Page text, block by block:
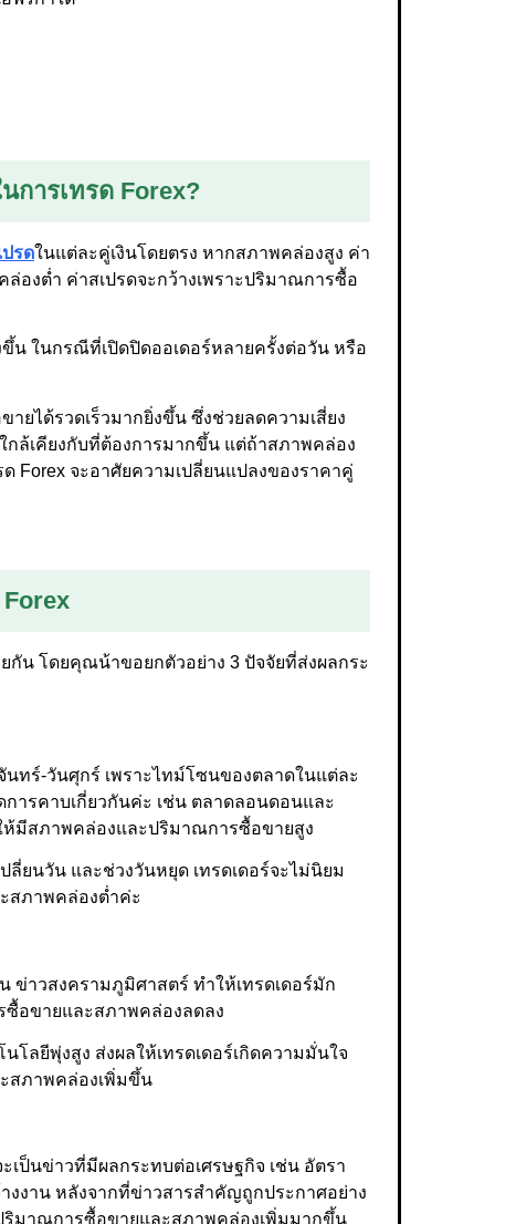
การเทรด Forex?
ปรดในแต่ละคู่เงินโดยตรง หากสภาพคล่องสูง ค่า
องต่ำ ค่าสเปรดจะกว้างเพราะปริมาณการซื้อ
ขึ้น ในกรณีที่เปิดปิดออเดอร์หลายครั้งต่อวัน หรือ
ยได้รวดเร็วมากยิ่งขึ้น ซึ่งช่วยลดความเสี่ยง
กล้เคียงกับที่ต้องการมากขึ้น แต่ถ้าสภาพคล่อง
Forex จะอาศัยความเปลี่ยนแปลงของราคาคู่
น โดยคุณน้าขอยกตัวอย่าง 3 ปัจจัยที่ส่งผลกระ
นทร์-วันศุกร์ เพราะไทม์โซนของตลาดในแต่ละ
การคาบเกี่ยวกันค่ะ เช่น ตลาดลอนดอนและ
มีสภาพคล่องและปริมาณการซื้อขายสูง
ลี่ยนวัน และช่วงวันหยุด เทรดเดอร์จะไม่นิยม
สภาพคล่องต่ำค่ะ
ข่าวสงครามภูมิศาสตร์ ทำให้เทรดเดอร์มัก
อขายและสภาพคล่องลดลง
ลยีพุ่งสูง ส่งผลให้เทรดเดอร์เกิดความมั่นใจ
สภาพคล่องเพิ่มขึ้น
ป็นข่าวที่มีผลกระทบต่อเศรษฐกิจ เช่น อัตรา
งงาน หลังจากที่ข่าวสารสำคัญถูกประกาศอย่าง
ริมาณการซื้อขายและสภาพคล่องเพิ่มมากขึ้น